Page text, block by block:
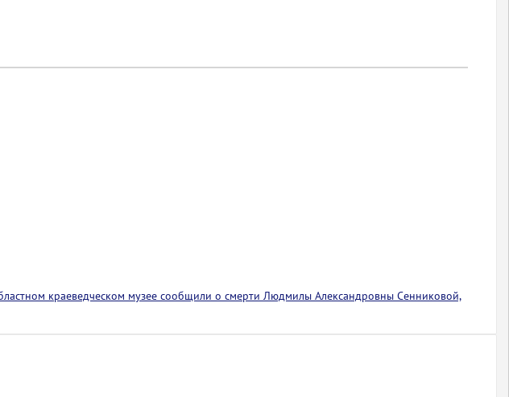
краеведческом музее сообщили о смерти Людмилы Александровны Сенниковой,